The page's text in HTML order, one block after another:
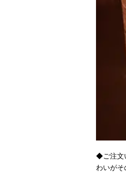
◆ご注文
わいが